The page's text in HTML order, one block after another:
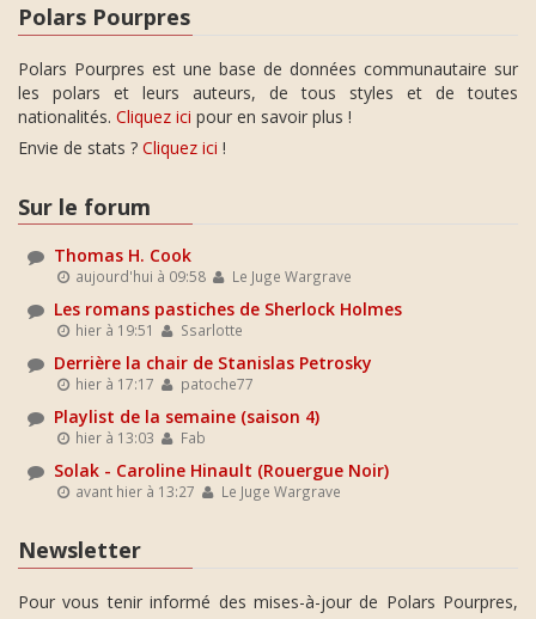
Polars Pourpres
Polars Pourpres est une base de données communautaire sur
les polars et leurs auteurs, de tous styles et de toutes
nationalités. Cliquez ici pour en savoir plus !
Envie de stats ? Cliquez ici !
Sur le forum
Thomas H. Cook
aujourd'hui à 09:58 Le Juge Wargrave
Les romans pastiches de Sherlock Holmes
hier à 19:51 Ssarlotte
Derrière la chair de Stanislas Petrosky
hier à 17:17 patoche77
Playlist de la semaine (saison 4)
hier à 13:03 Fab
Solak - Caroline Hinault (Rouergue Noir)
avant hier à 13:27 Le Juge Wargrave
Newsletter
Pour vous tenir informé des mises-à-jour de Polars Pourpres,